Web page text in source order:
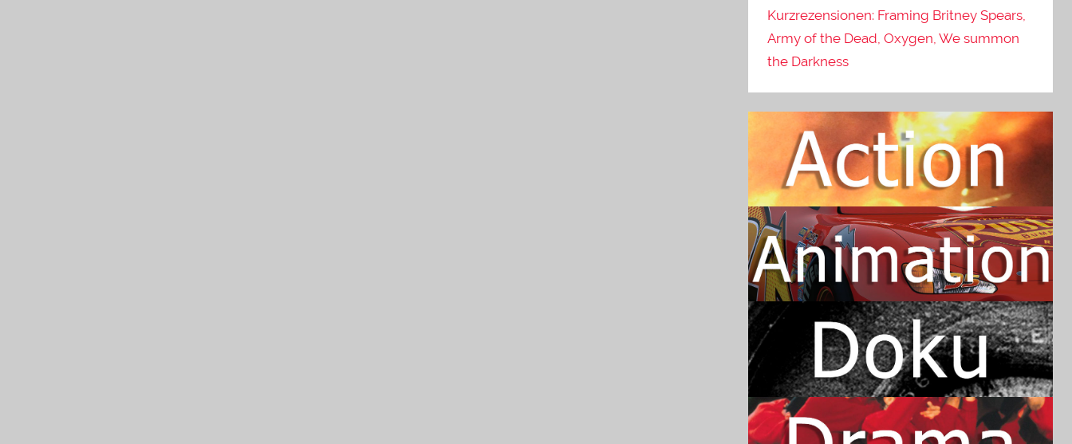
Kurzrezensionen: Framing Britney Spears,
Army of the Dead, Oxygen, We summon
the Darkness